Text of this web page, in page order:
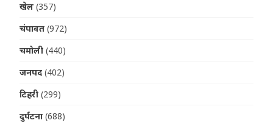
खेल (357)
चंपावत (972)
चमोली (440)
जनपद (402)
टिहरी (299)
दुर्घटना (688)